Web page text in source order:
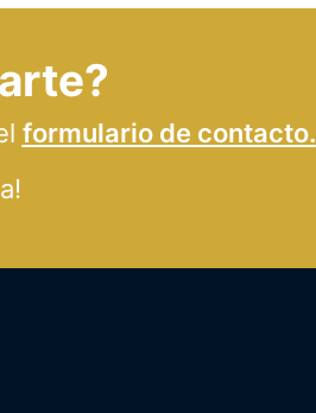
formulario de contacto.